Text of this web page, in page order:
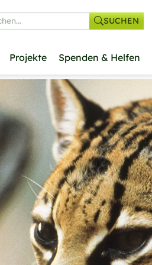
SUCHEN
Projekte Spenden & Helfen